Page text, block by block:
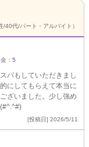
/40代/パート・アルバイト）
： 5
パもしていただきまし
にしてもらえて本当に
ざいました。少し強め
[投稿日] 2026/5/11